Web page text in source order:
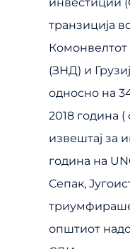
транзиција
(ЗНД) и
односно на
2018 година
извештај за
година на
Сепак,
општиот